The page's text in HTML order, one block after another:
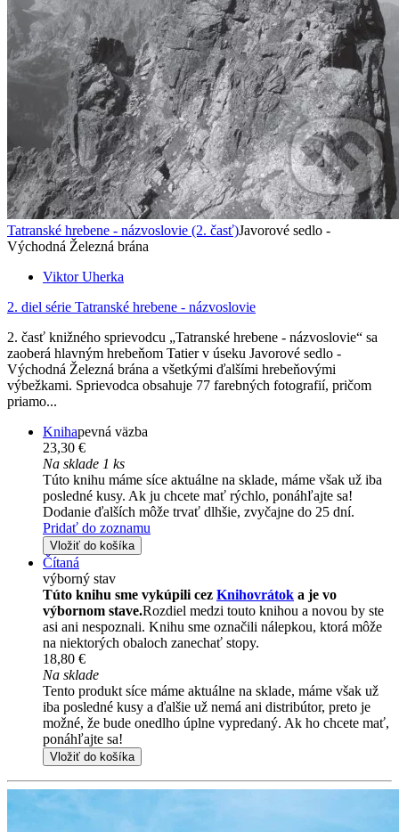
Tatranské hrebene - názvoslovie (2. časť)Javorové sedlo -
Východná Železná brána
Viktor Uherka
2. diel série Tatranské hrebene - názvoslovie
2. časť knižného sprievodcu „Tatranské hrebene - názvoslovie“ sa
zaoberá hlavným hrebeňom Tatier v úseku Javorové sedlo -
Východná Železná brána a všetkými ďalšími hrebeňovými
výbežkami. Sprievodca obsahuje 77 farebných fotografií, pričom
priamo...
Knihapevná väzba
23,30 €
Na sklade 1 ks
Túto knihu máme síce aktuálne na sklade, máme však už iba
posledné kusy. Ak ju chcete mať rýchlo, ponáhľajte sa!
Dodanie ďalších môže trvať dlhšie, zvyčajne do 25 dní.
Pridať do zoznamu
Vložiť do košíka
Čítaná
výborný stav
Túto knihu sme vykúpili cez Knihovrátok a je vo
výbornom stave.Rozdiel medzi touto knihou a novou by ste
asi ani nespoznali. Knihu sme označili nálepkou, ktorá môže
na niektorých obaloch zanechať stopy.
18,80 €
Na sklade
Tento produkt síce máme aktuálne na sklade, máme však už
iba posledné kusy a ďalšie už nemá ani distribútor, preto je
možné, že bude onedlho úplne vypredaný. Ak ho chcete mať,
ponáhľajte sa!
Vložiť do košíka